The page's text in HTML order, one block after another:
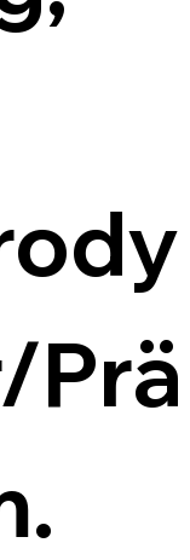
Prä